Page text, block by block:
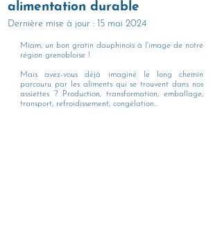
alimentation durable
Dernière mise à jour : 15 mai 2024
Miam, un bon gratin dauphinois à l'image de notre
région grenobloise !
Mais avez-vous déjà imaginé le long chemin
parcouru par les aliments qui se trouvent dans nos
assiettes ? Production, transformation, emballage,
transport, refroidissement, congélation...